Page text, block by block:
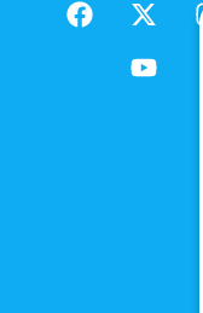
a
-
t
w
o
u
t